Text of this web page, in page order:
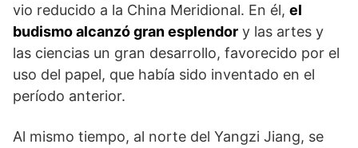
vio reducido a la China Meridional. En él, el
budismo alcanzó gran esplendor y las artes y
las ciencias un gran desarrollo, favorecido por el
uso del papel, que había sido inventado en el
período anterior.
Al mismo tiempo, al norte del Yangzi Jiang, se